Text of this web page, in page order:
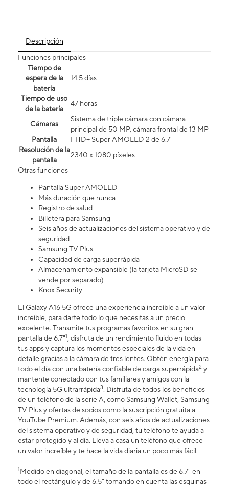
Descripción
Funciones principales
Tiempo de
espera de la
batería
14.5 días
Tiempo de uso
de la batería
47 horas
Cámaras
Sistema de triple cámara con cámara
principal de 50 MP, cámara frontal de 13 MP
Pantalla
FHD+ Super AMOLED 2 de 6.7"
Resolución de la
pantalla
2340 x 1080 píxeles
Otras funciones
Pantalla Super AMOLED
Más duración que nunca
Registro de salud
Billetera para Samsung
Seis años de actualizaciones del sistema operativo y de
seguridad
Samsung TV Plus
Capacidad de carga superrápida
Almacenamiento expansible (la tarjeta MicroSD se
vende por separado)
Knox Security
El Galaxy A16 5G ofrece una experiencia increíble a un valor
increíble, para darte todo lo que necesitas a un precio
excelente. Transmite tus programas favoritos en su gran
pantalla de 6.7"1, disfruta de un rendimiento fluido en todas
tus apps y captura los momentos especiales de la vida en
detalle gracias a la cámara de tres lentes. Obtén energía para
todo el día con una batería confiable de carga superrápida2 y
mantente conectado con tus familiares y amigos con la
tecnología 5G ultrarrápida3. Disfruta de todos los beneficios
de un teléfono de la serie A, como Samsung Wallet, Samsung
TV Plus y ofertas de socios como la suscripción gratuita a
YouTube Premium. Además, con seis años de actualizaciones
del sistema operativo y de seguridad, tu teléfono te ayuda a
estar protegido y al día. Lleva a casa un teléfono que ofrece
un valor increíble y te hace la vida diaria un poco más fácil.
1Medido en diagonal, el tamaño de la pantalla es de 6.7" en
todo el rectángulo y de 6.5" tomando en cuenta las esquinas